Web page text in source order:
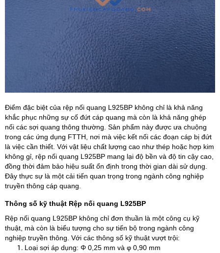
Điểm đặc biệt của rệp nối quang L925BP không chỉ là khả năng
khắc phục những sự cố đứt cáp quang mà còn là khả năng ghép
nối các sợi quang thông thường. Sản phẩm này được ưa chuộng
trong các ứng dụng FTTH, nơi mà việc kết nối các đoạn cáp bị đứt
là việc cần thiết. Với vật liệu chất lượng cao như thép hoặc hợp kim
không gỉ, rệp nối quang L925BP mang lại độ bền và độ tin cậy cao,
đồng thời đảm bảo hiệu suất ổn định trong thời gian dài sử dụng.
Đây thực sự là một cải tiến quan trọng trong ngành công nghiệp
truyền thông cáp quang.
Thông số kỹ thuật Rệp nối quang L925BP
Rệp nối quang L925BP không chỉ đơn thuần là một công cụ kỹ
thuật, mà còn là biểu tượng cho sự tiến bộ trong ngành công
nghiệp truyền thông. Với các thông số kỹ thuật vượt trội:
Loại sợi áp dụng: Φ 0,25 mm và φ 0,90 mm